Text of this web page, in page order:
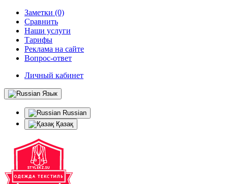
Заметки (0)
Сравнить
Наши услуги
Тарифы
Реклама на сайте
Вопрос-ответ
Личный кабинет
Язык
Russian
Қазақ